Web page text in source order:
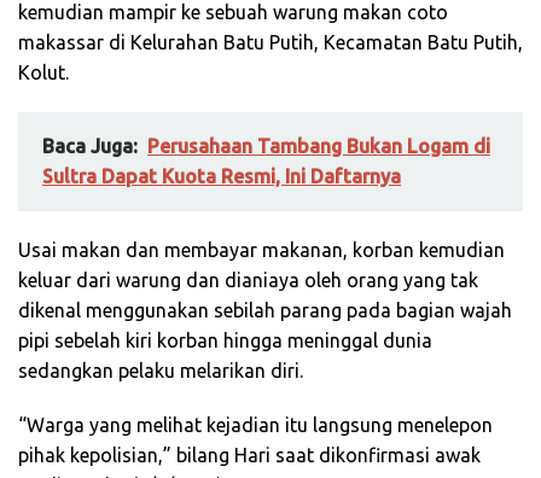
kemudian mampir ke sebuah warung makan coto
makassar di Kelurahan Batu Putih, Kecamatan Batu Putih,
Kolut.
Baca Juga: Perusahaan Tambang Bukan Logam di
Sultra Dapat Kuota Resmi, Ini Daftarnya
Usai makan dan membayar makanan, korban kemudian
keluar dari warung dan dianiaya oleh orang yang tak
dikenal menggunakan sebilah parang pada bagian wajah
pipi sebelah kiri korban hingga meninggal dunia
sedangkan pelaku melarikan diri.
“Warga yang melihat kejadian itu langsung menelepon
pihak kepolisian,” bilang Hari saat dikonfirmasi awak